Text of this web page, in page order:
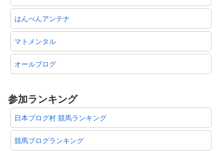
はんぺんアンテナ
マトメンタル
オールブログ
参加ランキング
日本ブログ村 競馬ランキング
競馬ブログランキング